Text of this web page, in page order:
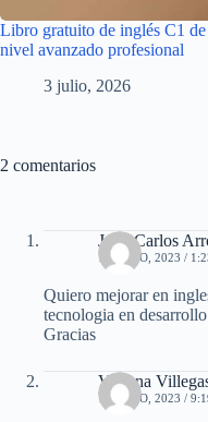
Libro gratuito de inglés C1
nivel avanzado profesional
3 julio, 2026
2 comentarios
Juan Carlos
12 JULIO, 2023 /
Quiero mejorar en
tecnologia en
Gracias
Viviana
13 JULIO, 2023 /